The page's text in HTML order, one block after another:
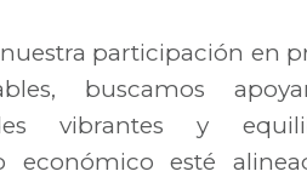
participación en
buscamos
vibrantes y
económico esté